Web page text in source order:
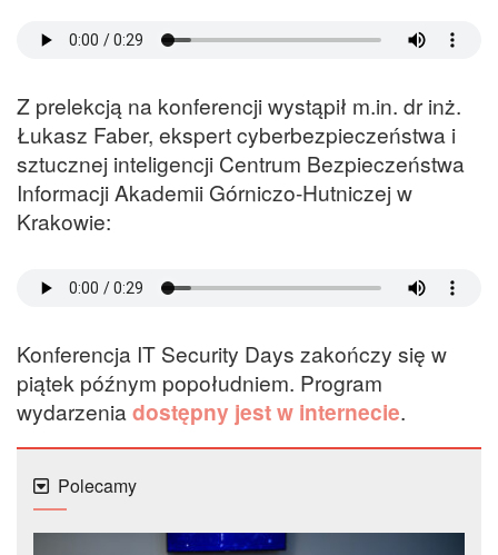
Z prelekcją na konferencji wystąpił m.in. dr inż.
Łukasz Faber, ekspert cyberbezpieczeństwa i
sztucznej inteligencji Centrum Bezpieczeństwa
Informacji Akademii Górniczo-Hutniczej w
Krakowie:
Konferencja IT Security Days zakończy się w
piątek późnym popołudniem. Program
wydarzeniadostępny jest w internecie.
Polecamy